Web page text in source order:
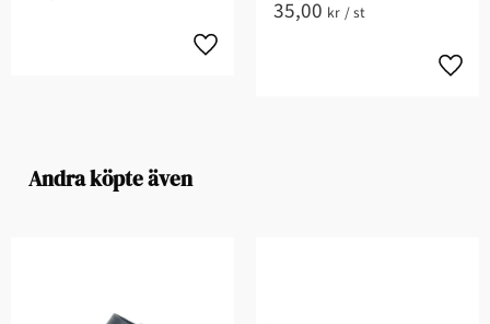
35,00 kr /st
Andra köpte även